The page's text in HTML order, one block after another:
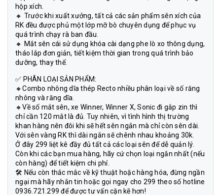
hộp xích.
🔸 Trước khi xuất xưởng, tất cả các sản phẩm sên xích của
RK đều được phủ một lớp mỡ bò chuyên dụng để phục vụ
quá trình chạy rà ban đầu.
🔸 Mắt sên cái sử dụng khóa cài dạng phe lò xo thông dụng,
tháo lắp đơn giản, tiết kiệm thời gian trong quá trình bảo
dưỡng, thay thế.
✅ PHÂN LOẠI SẢN PHẨM:
🔸Combo nhông dĩa thép Recto nhiều phân loại về số răng
nhông và răng dĩa.
🔸Về số mắt sên, xe Winner, Winner X, Sonic đi gắp zin thì
chỉ cần 120 mắt là đủ. Tuy nhiên, vì tình hình thị trường
khan hàng nên đôi khi sẽ hết sên ngắn mà chỉ còn sên dài.
Với sên vàng RK thì dài ngắn sẽ chênh nhau khoảng 30k.
Ở đây 299 liệt kê đầy đủ tất cả các loại sên để dễ quản lý.
Còn khi các bạn mua hàng, hãy cứ chọn loại ngắn nhất (nếu
còn hàng) để tiết kiệm chi phí.
🛠 Nếu còn thắc mắc về kỹ thuật hoặc hàng hóa, đừng ngần
ngại mà hãy nhắn tin hoặc gọi ngay cho 299 theo số hotline
0936.721.299 để được tư vấn cặn kẽ hơn!